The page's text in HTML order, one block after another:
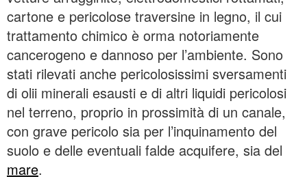
cartone e pericolose traversine in legno, il cui
trattamento chimico è orma notoriamente
cancerogeno e dannoso per l’ambiente. Sono
stati rilevati anche pericolosissimi sversamenti
di olii minerali esausti e di altri liquidi pericolosi
nel terreno, proprio in prossimità di un canale,
con grave pericolo sia per l’inquinamento del
suolo e delle eventuali falde acquifere, sia del
mare.